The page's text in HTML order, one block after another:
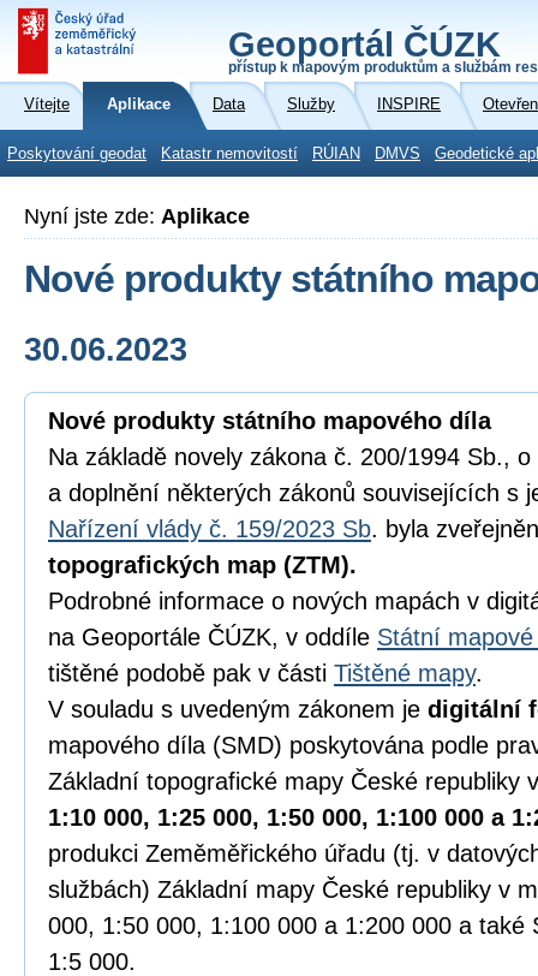
Geoportál ČÚZK
přístup k mapovým produktům a službám
Vítejte Aplikace Data Služby INSPIRE
Poskytování geodat Katastr nemovitostí RÚIAN DMVS Geodetické
Nyní jste zde: Aplikace
Nové produkty státního
30.06.2023
Nové produkty státního mapového díla
Na základě novely zákona č. 200/1994 Sb.,
a doplnění některých zákonů souvisejících s
Nařízení vlády č. 159/2023 Sb. byla
topografických map (ZTM).
Podrobné informace o nových mapách v
na Geoportále ČÚZK, v oddíle Státní
tištěné podobě pak v části Tištěné mapy.
V souladu s uvedeným zákonem je digitální
mapového díla (SMD) poskytována podle
Základní topografické mapy České republiky
1:10 000, 1:25 000, 1:50 000, 1:100 000 a
produkci Zeměměřického úřadu (tj. v
službách) Základní mapy České republiky v
000, 1:50 000, 1:100 000 a 1:200 000 a
1:5 000.